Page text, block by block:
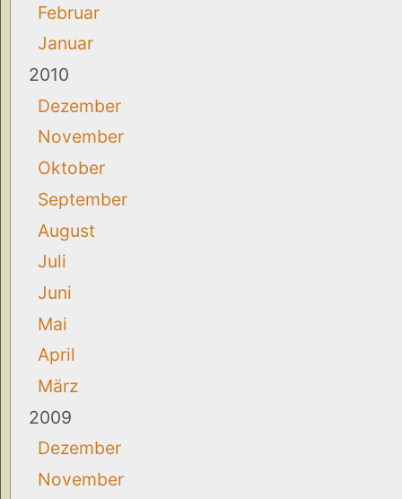
Februar
Januar
2010
Dezember
November
Oktober
September
August
Juli
Juni
Mai
April
März
2009
Dezember
November